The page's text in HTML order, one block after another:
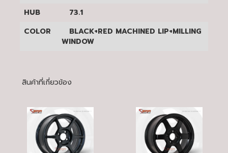
HUB
73.1
COLOR
BLACK+RED MACHINED LIP+MILLING
WINDOW
สินค้าที่เกี่ยวข้อง